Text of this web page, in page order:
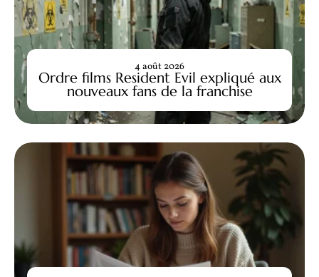
Ordre films Resident Evil expliqué aux
nouveaux fans de la franchise
4 août 2026